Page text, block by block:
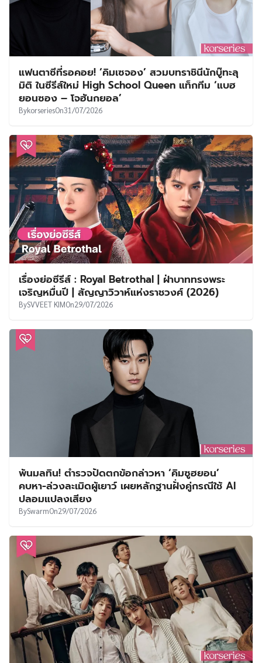
แฟนตาซีที่รอคอย! ‘คิมเซจอง’ สวมบทราชินีนักบู๊ทะลุ
มิติ ในซีรีส์ใหม่ High School Queen แท็กทีม ‘แบฮ
ยอนซอง – โจฮันกยอล’
BykorseriesOn31/07/2026
เรื่องย่อซีรีส์ : Royal Betrothal | ฝ่าบาททรงพระ
เจริญหมื่นปี | สัญญาวิวาห์แห่งราชวงศ์ (2026)
BySVVEET KIMOn29/07/2026
พ้นมลทิน! ตำรวจปัดตกข้อกล่าวหา ‘คิมซูฮยอน’
คบหา-ล่วงละเมิดผู้เยาว์ เผยหลักฐานฝั่งคู่กรณีใช้ AI
ปลอมแปลงเสียง
BySwarmOn29/07/2026